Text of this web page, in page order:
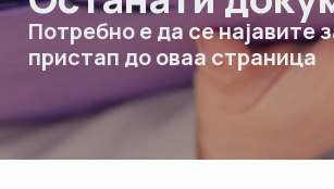
НАСТАНИ
КОНТАКТ
НАЈАВА
ЗА
ЧЛЕНОВИ
Потребно е да се најавите
пристап до оваа страница